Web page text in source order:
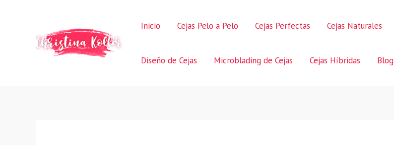
Inicio Cejas Pelo a Pelo Cejas Perfectas Cejas Naturales
Diseño de Cejas Microblading de Cejas Cejas Híbridas Blog